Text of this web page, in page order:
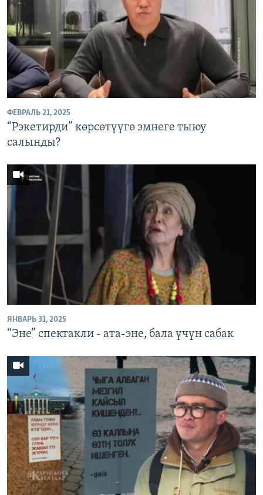
ФЕВРАЛЬ 21, 2025
“Рэкетирди” көрсөтүүгө эмнеге тыюу
салынды?
ЯНВАРЬ 31, 2025
“Эне” спектакли - ата-эне, бала үчүн сабак